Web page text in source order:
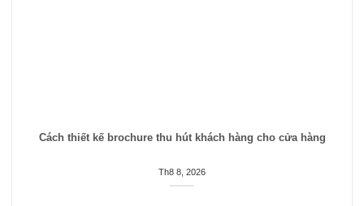
Cách thiết kế brochure thu hút khách hàng cho cửa hàng
Th8 8, 2026